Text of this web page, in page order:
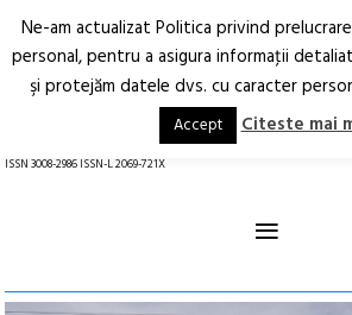
Arhitectură.
Oraș.
ISSN 3008-2986 ISSN-L 2069-721X
≡
Ne-am actualizat Politica privind
personal, pentru a asigura informaţii
şi protejăm datele dvs. cu caracter
Accept Citeste mai